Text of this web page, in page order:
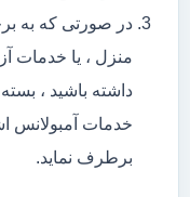
در صورتی که به
منزل ، یا خدمات
داشته باشید ،
خدمات آمبولانس
برطرف نماید.